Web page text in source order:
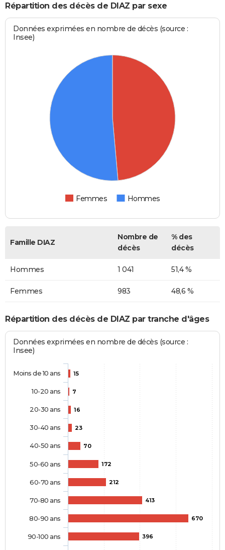
Répartition des décès de DIAZ par sexe
Données exprimées en nombre de décès (source :
Insee)
Femmes Hommes
Famille DIAZ
Nombre de
décès
% des
décès
Hommes 1 041 51,4 %
Femmes 983 48,6 %
Répartition des décès de DIAZ par tranche d'âges
Données exprimées en nombre de décès (source :
Insee)
15
7
16
23
70
172
212
413
670
396
Moins de 10 ans
10-20 ans
20-30 ans
30-40 ans
40-50 ans
50-60 ans
60-70 ans
70-80 ans
80-90 ans
90-100 ans